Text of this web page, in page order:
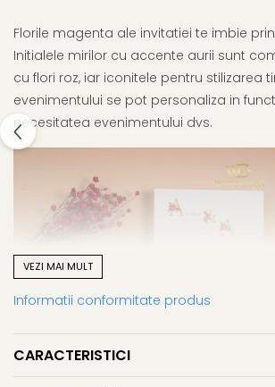
Florile magenta ale invitatiei te imbie
Initialele mirilor cu accente aurii sunt
cu flori roz, iar iconitele pentru stilizarea
evenimentului se pot personaliza in
necesitatea evenimentului dvs.
VEZI MAI MULT
Informatii conformitate produs
CARACTERISTICI